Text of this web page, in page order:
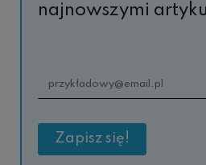
najnowszymi